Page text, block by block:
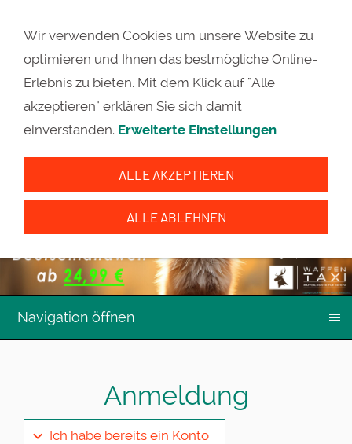
Navigation öffnen
Anmeldung
Ich habe bereits ein Konto
Wir verwenden Cookies um unsere Website zu
optimieren und Ihnen das bestmögliche Online-
Erlebnis zu bieten. Mit dem Klick auf "Alle
akzeptieren" erklären Sie sich damit
einverstanden. Erweiterte Einstellungen
ALLE AKZEPTIEREN
ALLE ABLEHNEN